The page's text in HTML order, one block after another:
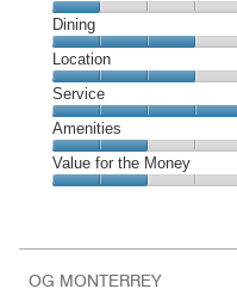
Cleanliness,
1
out
of
5
Dining
Dining,
3
out
of
5
Location
Location,
3
out
of
5
Service
Service,
5
out
Amenities
Amenities,
2
5
Value for the Money
OG MONTERREY